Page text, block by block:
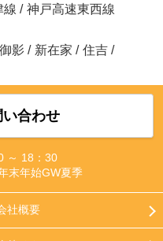
線 / 神戸高速東西線
御影 / 新在家 / 住吉 /
合わせ
～ 18：30
末年始GW夏季
社概要